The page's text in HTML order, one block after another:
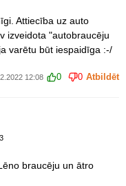
Attiecība uz auto
izveidota "autobraucēju
varētu būt iespaidīga :-/
12:08 0 0 Atbildēt
braucēju un ātro